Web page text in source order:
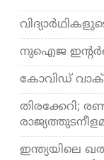
നുഐജ
കോവിഡ്
തിരക്കേറി;
ഇന്ത്യയിലെ